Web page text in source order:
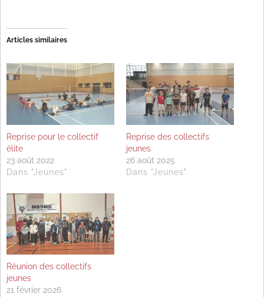
Articles similaires
Reprise pour le collectif
élite
23 août 2022
Dans "Jeunes"
Reprise des collectifs
jeunes
26 août 2025
Dans "Jeunes"
Réunion des collectifs
jeunes
21 février 2026